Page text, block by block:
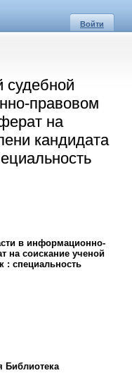
Войти
судебной
правовом
на
кандидата
в информационно-
на соискание ученой
: специальность
Библиотека